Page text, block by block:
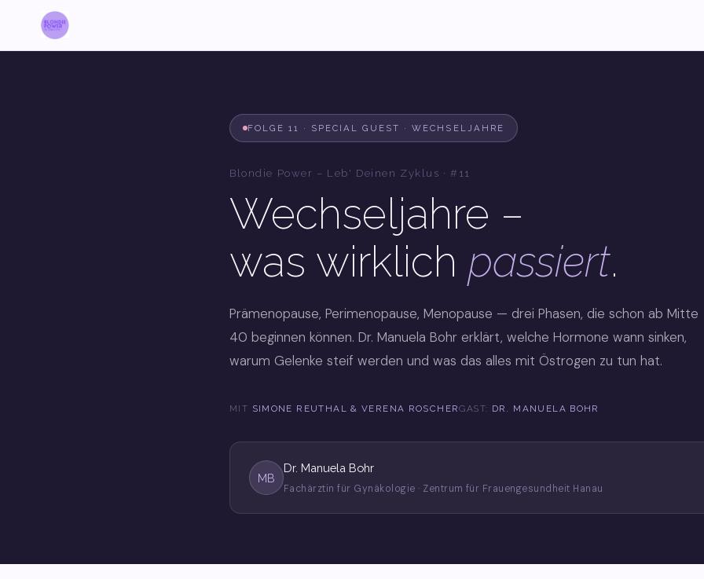
FOLGE 11 · SPECIAL GUEST · WECHSELJAHRE
Blondie Power – Leb' Deinen Zyklus · #11
Wechseljahre –
was wirklich passiert.
Prämenopause, Perimenopause, Menopause — drei Phasen, die schon ab Mitte
40 beginnen können. Dr. Manuela Bohr erklärt, welche Hormone wann sinken,
warum Gelenke steif werden und was das alles mit Östrogen zu tun hat.
MIT SIMONE REUTHAL & VERENA ROSCHERGAST: DR. MANUELA BOHR
MB
Dr. Manuela Bohr
Fachärztin für Gynäkologie · Zentrum für Frauengesundheit Hanau